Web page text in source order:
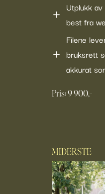
Utplukk
best fra
Filene
bruksrett
akkurat
Pris: 9 900,-
MIDERSTE